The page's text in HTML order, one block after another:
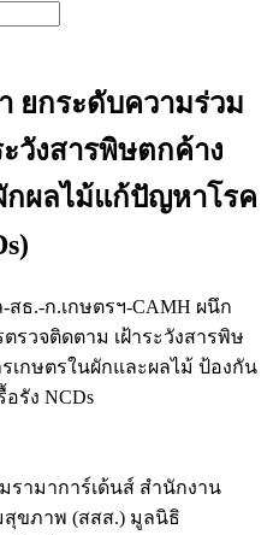
ยกระดับความร่วม
วังสารพิษตกค้าง
กผลไม้แก้ปัญหาโรค
ธ.-ก.เกษตรฯ-CAMH ผนึก
รวจติดตาม เฝ้าระวังสารพิษ
เกษตรในผักและผลไม้ ป้องกัน
รัง NCDs
รามาการ์เด้นส์ สำนักงาน
สุขภาพ (สสส.) มูลนิธิ